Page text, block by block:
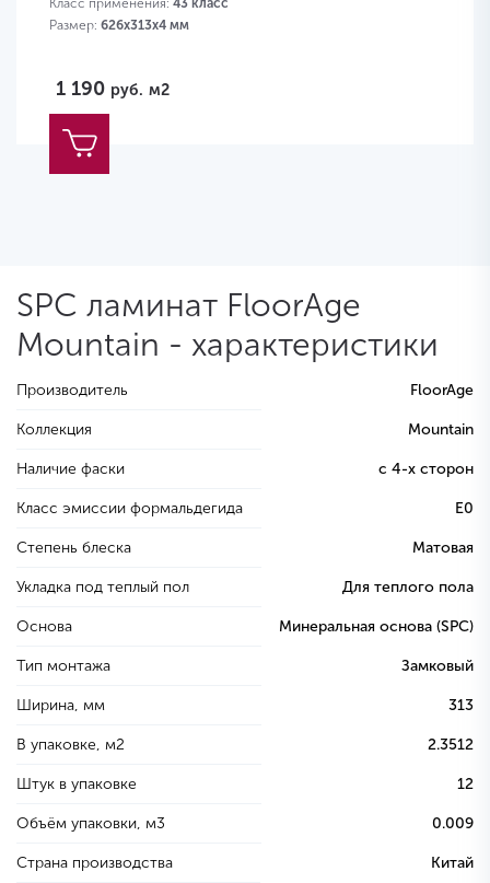
Класс применения: 43 класс
Размер: 626х313х4 мм
1 190 руб. м2
SPC ламинат FloorAge
Mountain - характеристики
Производитель FloorAge
Коллекция Mountain
Наличие фаски с 4-х сторон
Класс эмиссии формальдегида E0
Степень блеска Матовая
Укладка под теплый пол Для теплого пола
Основа Минеральная основа (SPC)
Тип монтажа Замковый
Ширина, мм 313
В упаковке, м2 2.3512
Штук в упаковке 12
Объём упаковки, м3 0.009
Страна производства Китай